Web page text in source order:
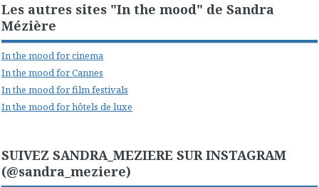
Les autres sites "In the mood" de Sandra
Mézière
In the mood for cinema
In the mood for Cannes
In the mood for film festivals
In the mood for hôtels de luxe
SUIVEZ SANDRA_MEZIERE SUR INSTAGRAM
(@sandra_meziere)